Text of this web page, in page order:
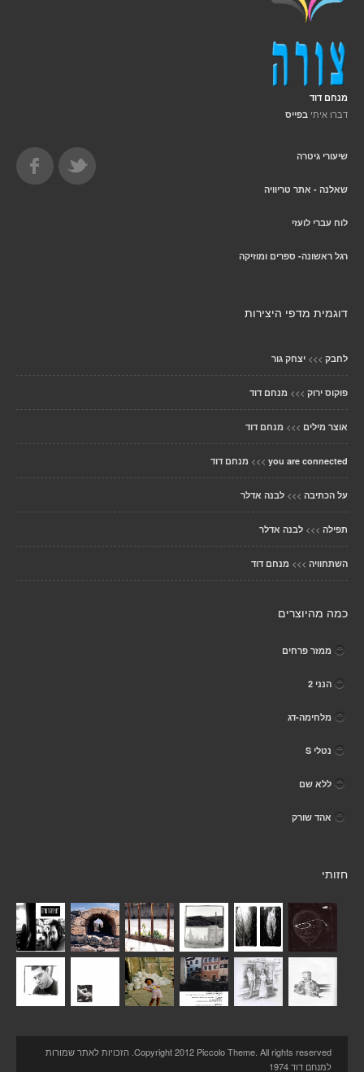
מנחם דוד
דברו איתי בפייס
שיעורי גיטרה
שאלנה - אתר טריוויה
לוח עברי לועזי
רגל ראשונה- ספרים ומוזיקה
דוגמית מדפי היצירות
לחבק >>> יצחק גור
פוקוס ירוק >>> מנחם דוד
אוצר מילים >>> מנחם דוד
you are connected
>>> מנחם דוד
על הכתיבה >>> לבנה אדלר
תפילה >>> לבנה אדלר
השתחוויה >>> מנחם דוד
כמה מהיוצרים
ממזר פרחים
הנני 2
מלחימה-דג
נטלי S
ללא שם
אהד שורק
חזותי
Copyright 2012 Piccolo Theme. All rights reserved. הזכויות לאתר שמורות
למנחם דוד 1974